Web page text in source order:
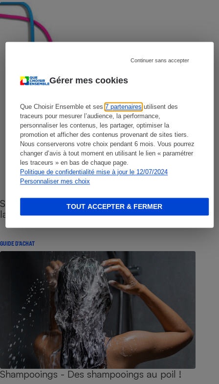
Gérer mes cookies
Que Choisir Ensemble et ses7 partenaires utilisent des
traceurs pour mesurer l’audience, la performance,
personnaliser les contenus, les partager, optimiser la
promotion et afficher des contenus provenant de sites tiers.
Nous conserverons votre choix pendant 6 mois. Vous pourrez
changer d’avis à tout moment en utilisant le lien « paramétrer
les traceurs » en bas de chaque page.
Politique de confidentialité mise à jour le 12/07/2024
Personnaliser mes choix
Continuer sans accepter
TOUT ACCEPTER & FERMER
Sites de rencontres - Nos conseils pour vous
lancer
GUIDE D'ACHAT
Shampooings - Des shampooings au poil !